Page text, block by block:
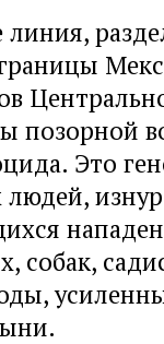
линия,
позорной
Это
собак,